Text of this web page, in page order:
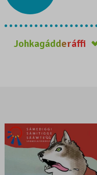
Johkagádderáffi